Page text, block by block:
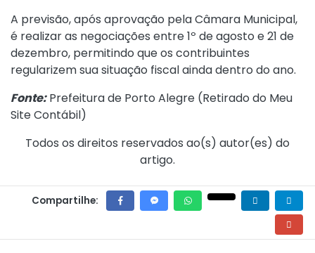
A previsão, após aprovação pela Câmara Municipal,
é realizar as negociações entre 1º de agosto e 21 de
dezembro, permitindo que os contribuintes
regularizem sua situação fiscal ainda dentro do ano.
Fonte:Prefeitura de Porto Alegre (Retirado do Meu
Site Contábil)
Todos os direitos reservados ao(s) autor(es) do
artigo.
Compartilhe: